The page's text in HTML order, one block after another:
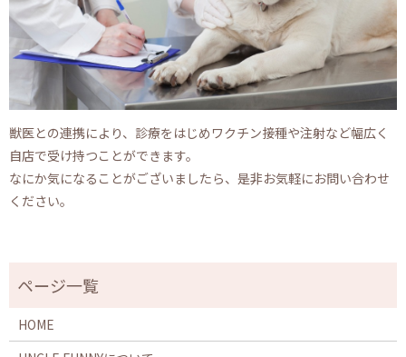
獣医との連携により、診療をはじめワクチン接種や注射など幅広く
自店で受け持つことができます。
なにか気になることがございましたら、是非お気軽にお問い合わせ
ください。
HOME